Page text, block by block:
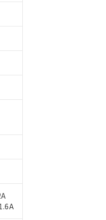
のある商品です。
出す予定はありません。
認中の商品です。